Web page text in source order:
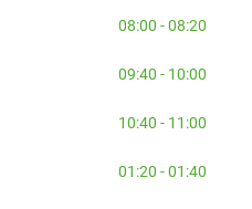
08:00 - 08:20
09:40 - 10:00
10:40 - 11:00
01:20 - 01:40